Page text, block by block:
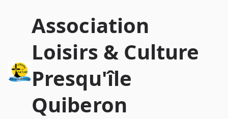
Association
Loisirs & Culture
Presqu'île
Quiberon